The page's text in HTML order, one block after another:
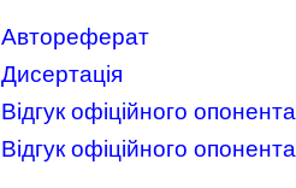
Автореферат
Дисертація
Відгук офіційного опонента
Відгук офіційного опонента